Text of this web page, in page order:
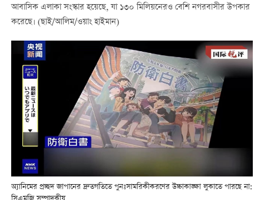
আবাসিক এলাকা সংস্কার হয়েছে, যা ১৩০ মিলিয়নেরও বেশি নগরবাসীর উপকার
করেছে। (ছাই/আলিম/ওয়াং হাইমান)
অ্যানিমের প্রচ্ছদ জাপানের দ্রুতগতিতে পুনঃসামরিকীকরণের উচ্চাকাঙ্ক্ষা লুকাতে পারছে না: